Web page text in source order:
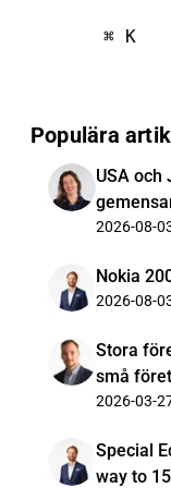
⌘ K
Populära
USA och
2026-08-
Nokia
2026-08-
Stora
små
2026-03-
Special
way to